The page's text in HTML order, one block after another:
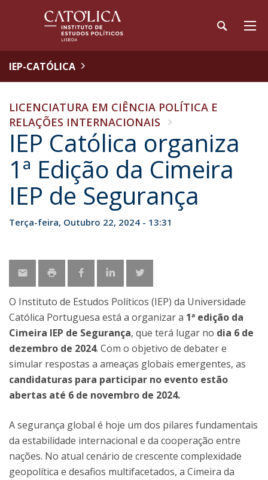
IEP-CATÓLICA
LICENCIATURA EM CIÊNCIA POLÍTICA E
RELAÇÕES INTERNACIONAIS
IEP Católica organiza
1ª Edição da Cimeira
IEP de Segurança
Terça-feira, Outubro 22, 2024 - 13:31
O Instituto de Estudos Políticos (IEP) da Universidade
Católica Portuguesa está a organizar a 1ª edição da
Cimeira IEP de Segurança, que terá lugar no dia 6 de
dezembro de 2024. Com o objetivo de debater e
simular respostas a ameaças globais emergentes, as
candidaturas para participar no evento estão
abertas até 6 de novembro de 2024.
A segurança global é hoje um dos pilares fundamentais
da estabilidade internacional e da cooperação entre
nações. No atual cenário de crescente complexidade
geopolítica e desafios multifacetados, a Cimeira da